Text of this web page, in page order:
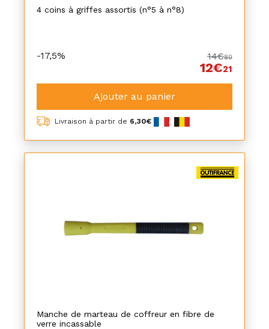
4 coins à griffes assortis (n°5 à n°8)
-17,5% 14€80
12€21
Ajouter au panier
Livraison à partir de 6,30€
Manche de marteau de coffreur en fibre de
verre incassable